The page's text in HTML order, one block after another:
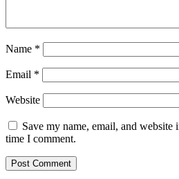
Name *
Email *
Website
Save my name, email, and
time I comment.